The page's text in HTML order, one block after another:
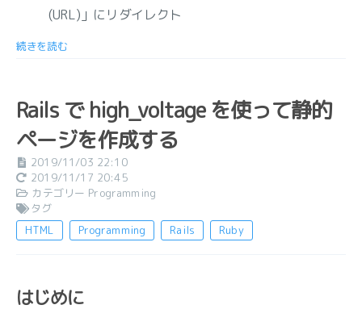
(URL)」にリダイレクト
続きを読む
Rails で high_voltage を使って静的
ページを作成する
2019/11/03 22:10
2019/11/17 20:45
カテゴリー Programming
タグ
HTML
Programming Rails Ruby
はじめに